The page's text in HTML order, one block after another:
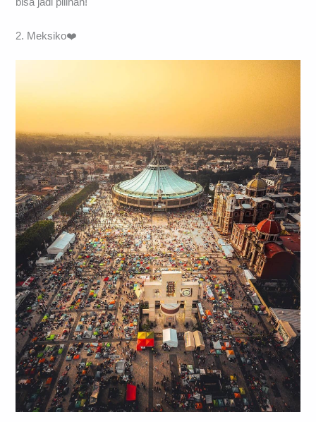
bisa jadi pilihan!
2. Meksiko❤️